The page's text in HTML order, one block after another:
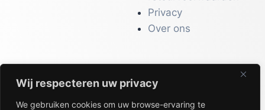
Wij respecteren uw privacy
We gebruiken cookies om uw browse-ervaring te
Privacy
Over ons
CATALOGI